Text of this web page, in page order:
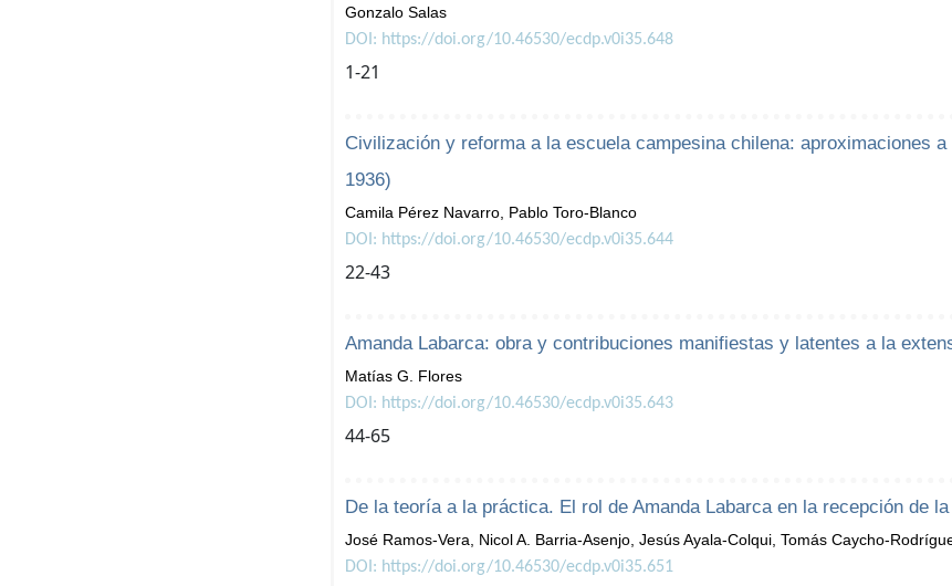
Gonzalo Salas
DOI: https://doi.org/10.46530/ecdp.v0i35.648
1-21
Civilización y reforma a la escuela campesina chilena: aproximaciones
1936)
Camila Pérez Navarro, Pablo Toro-Blanco
DOI: https://doi.org/10.46530/ecdp.v0i35.644
22-43
Amanda Labarca: obra y contribuciones manifiestas y latentes a la
Matías G. Flores
DOI: https://doi.org/10.46530/ecdp.v0i35.643
44-65
De la teoría a la práctica. El rol de Amanda Labarca en la recepción de
José Ramos-Vera, Nicol A. Barria-Asenjo, Jesús Ayala-Colqui, Tomás Caycho-
DOI: https://doi.org/10.46530/ecdp.v0i35.651